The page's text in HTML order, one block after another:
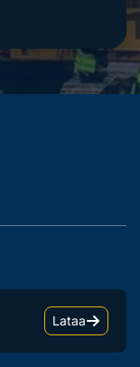
Lataa